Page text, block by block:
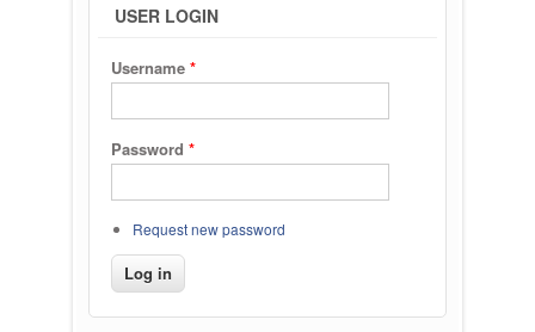
USER LOGIN
Username *
Password *
Request new password